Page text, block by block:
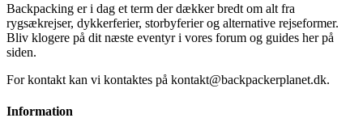
Backpacking er i dag et term der dækker bredt om alt fra
rygsækrejser, dykkerferier, storbyferier og alternative rejseformer.
Bliv klogere på dit næste eventyr i vores forum og guides her på
siden.
For kontakt kan vi kontaktes på kontakt@backpackerplanet.dk.
Information